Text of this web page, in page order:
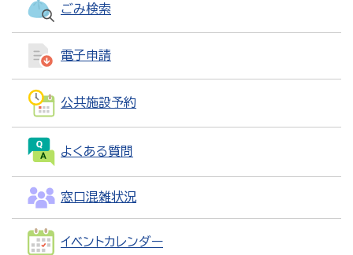
ごみ検索
電子申請
公共施設予約
よくある質問
窓口混雑状況
イベントカレンダー